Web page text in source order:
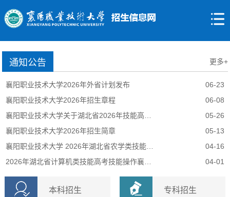
通知公告 更多+
襄阳职业技术大学2026年外省计划发布
06-23
襄阳职业技术大学2026年招生章程
06-08
05-26
襄阳职业技术大学2026年招生简章
05-13
04-16
04-01
本科招生 专科招生